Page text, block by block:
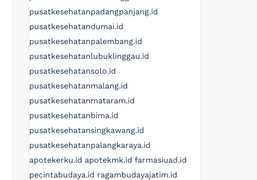
pusatkesehatanpadangpanjang.id
pusatkesehatandumai.id
pusatkesehatanpalembang.id
pusatkesehatanlubuklinggau.id
pusatkesehatansolo.id
pusatkesehatanmalang.id
pusatkesehatanmataram.id
pusatkesehatanbima.id
pusatkesehatansingkawang.id
pusatkesehatanpalangkaraya.id
apotekerku.id apotekmk.id farmasiuad.id
pecintabudaya.id ragambudayajatim.id